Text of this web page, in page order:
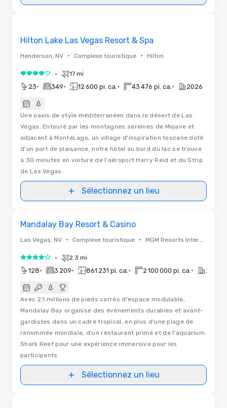
Hilton Lake Las Vegas Resort & Spa
Henderson, NV • Complexe touristique • Hilton
4 sur 5 • 17 mi
23• 349• 12 600 pi. ca. • 43 476 pi. ca. • 2026
Une oasis de style méditerranéen dans le désert de Las
Vegas. Entouré par les montagnes sereines de Mojave et
adjacent à MonteLago, un village d'inspiration toscane doté
d'un port de plaisance, notre hôtel au bord du lac se trouve
à 30 minutes en voiture de l'aéroport Harry Reid et du Strip
de Las Vegas.
Sélectionnez un lieu
Mandalay Bay Resort & Casino
Las Vegas, NV • Complexe touristique • MGM Resorts International
4 sur 5 • 2.3 mi
128• 3 209• 861 231 pi. ca. • 2 100 000 pi. ca. •
Avec 2,1 millions de pieds carrés d'espace modulable,
Mandalay Bay organise des événements durables et avant-
gardistes dans un cadre tropical, en plus d'une plage de
renommée mondiale, d'un restaurant primé et de l'aquarium
Shark Reef pour une expérience immersive pour les
participants.
Sélectionnez un lieu